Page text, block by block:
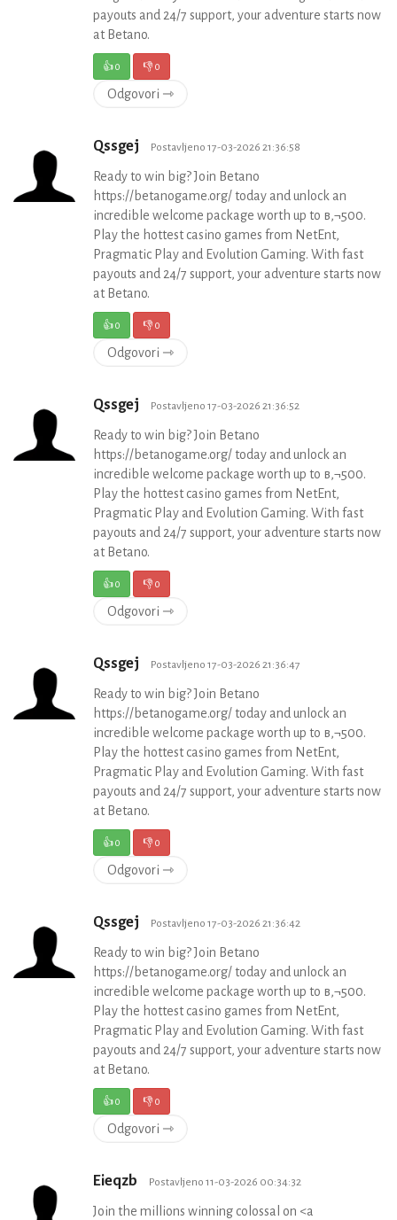
payouts and 24/7 support, your adventure starts now
at Betano.
👍0 👎0
Odgovori ⇾
Qssgej Postavljeno 17-03-2026 21:36:58
Ready to win big? Join Betano
https://betanogame.org/ today and unlock an
incredible welcome package worth up to в‚¬500.
Play the hottest casino games from NetEnt,
Pragmatic Play and Evolution Gaming. With fast
payouts and 24/7 support, your adventure starts now
at Betano.
👍0 👎0
Odgovori ⇾
Qssgej Postavljeno 17-03-2026 21:36:52
Ready to win big? Join Betano
https://betanogame.org/ today and unlock an
incredible welcome package worth up to в‚¬500.
Play the hottest casino games from NetEnt,
Pragmatic Play and Evolution Gaming. With fast
payouts and 24/7 support, your adventure starts now
at Betano.
👍0 👎0
Odgovori ⇾
Qssgej Postavljeno 17-03-2026 21:36:47
Ready to win big? Join Betano
https://betanogame.org/ today and unlock an
incredible welcome package worth up to в‚¬500.
Play the hottest casino games from NetEnt,
Pragmatic Play and Evolution Gaming. With fast
payouts and 24/7 support, your adventure starts now
at Betano.
👍0 👎0
Odgovori ⇾
Qssgej Postavljeno 17-03-2026 21:36:42
Ready to win big? Join Betano
https://betanogame.org/ today and unlock an
incredible welcome package worth up to в‚¬500.
Play the hottest casino games from NetEnt,
Pragmatic Play and Evolution Gaming. With fast
payouts and 24/7 support, your adventure starts now
at Betano.
👍0 👎0
Odgovori ⇾
Eieqzb Postavljeno 11-03-2026 00:34:32
Join the millions winning colossal on <a